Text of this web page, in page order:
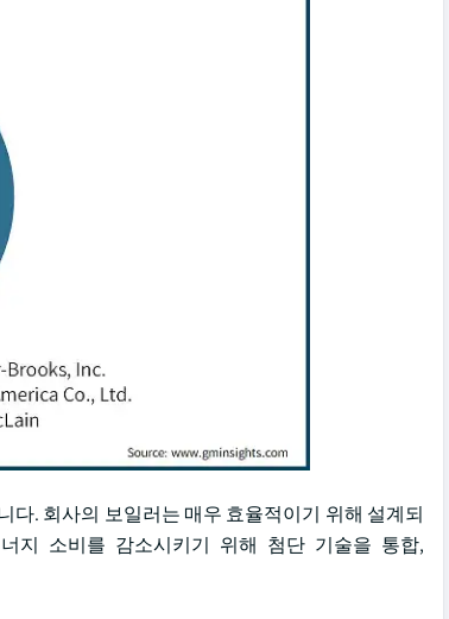
다. 회사의 보일러는 매우 효율적이기 위해 설계되
지 소비를 감소시키기 위해 첨단 기술을 통합,